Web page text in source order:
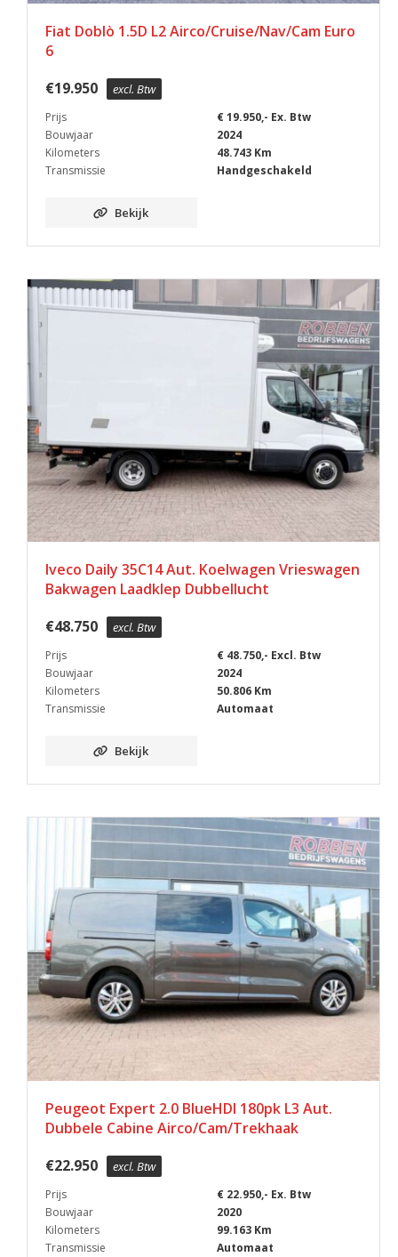
Fiat Doblò 1.5D L2 Airco/Cruise/Nav/Cam Euro
6
€19.950 excl. Btw
Prijs
€ 19.950,- Ex. Btw
Bouwjaar
2024
Kilometers
48.743 Km
Transmissie
Handgeschakeld
Bekijk
Iveco Daily 35C14 Aut. Koelwagen Vrieswagen
Bakwagen Laadklep Dubbellucht
€48.750 excl. Btw
Prijs
€ 48.750,- Excl. Btw
Bouwjaar
2024
Kilometers
50.806 Km
Transmissie
Automaat
Bekijk
Peugeot Expert 2.0 BlueHDI 180pk L3 Aut.
Dubbele Cabine Airco/Cam/Trekhaak
€22.950 excl. Btw
Prijs
€ 22.950,- Ex. Btw
Bouwjaar
2020
Kilometers
99.163 Km
Transmissie
Automaat